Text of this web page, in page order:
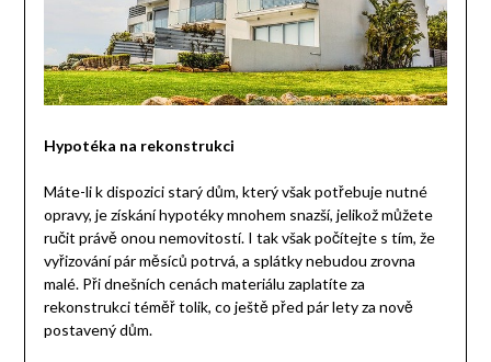
Hypotéka na rekonstrukci
Máte-li k dispozici starý dům, který však potřebuje nutné
opravy, je získání hypotéky mnohem snazší, jelikož můžete
ručit právě onou nemovitostí. I tak však počítejte s tím, že
vyřizování pár měsíců potrvá, a splátky nebudou zrovna
malé. Při dnešních cenách materiálu zaplatíte za
rekonstrukci téměř tolik, co ještě před pár lety za nově
postavený dům.